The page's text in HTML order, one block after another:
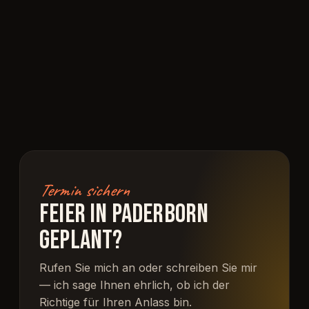
Termin sichern
FEIER IN PADERBORN
GEPLANT?
Rufen Sie mich an oder schreiben Sie mir
— ich sage Ihnen ehrlich, ob ich der
Richtige für Ihren Anlass bin.